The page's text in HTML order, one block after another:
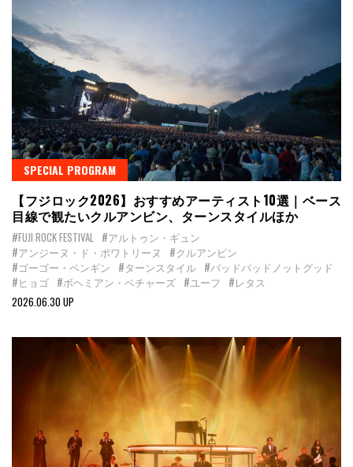
SPECIAL PROGRAM
【フジロック2026】おすすめアーティスト10選｜ベース
目線で観たいクルアンビン、ターンスタイルほか
#FUJI ROCK FESTIVAL #アルトゥン・ギュン
#アンジーヌ・ド・ポワトリーヌ
#クルアンビン
#ゴーゴー・ペンギン #ターンスタイル #バッドバッドノットグッド
#ヒョゴ #ボヘミアン・ベチャーズ #ユーフ
#レタス
2026.06.30 UP